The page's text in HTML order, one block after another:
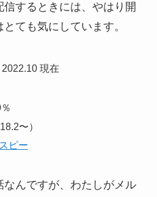
するときには、やはり開
ても気にしています。
現在
〜）
ピー
なんですが、わたしがメル